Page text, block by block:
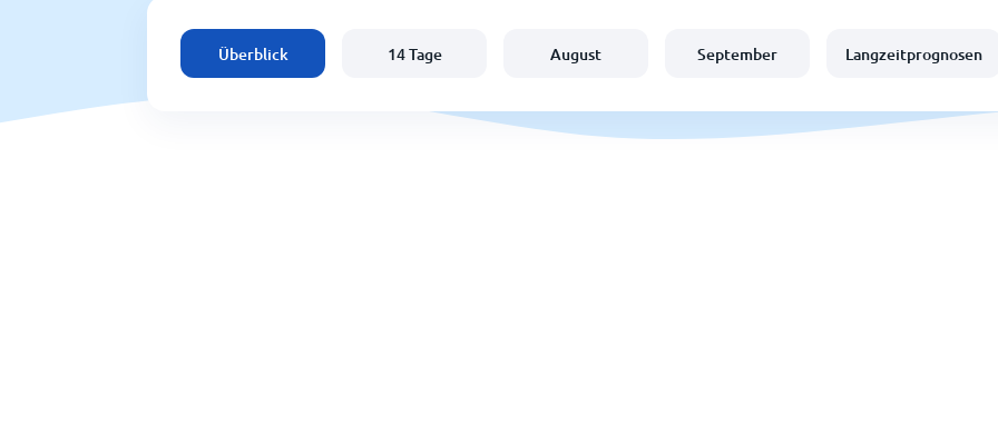
Überblick 14 Tage August September Langzeitprognosen